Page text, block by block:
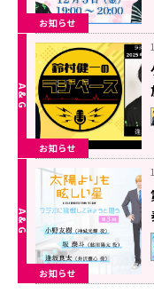
お知らせ
お知らせ
お知らせ